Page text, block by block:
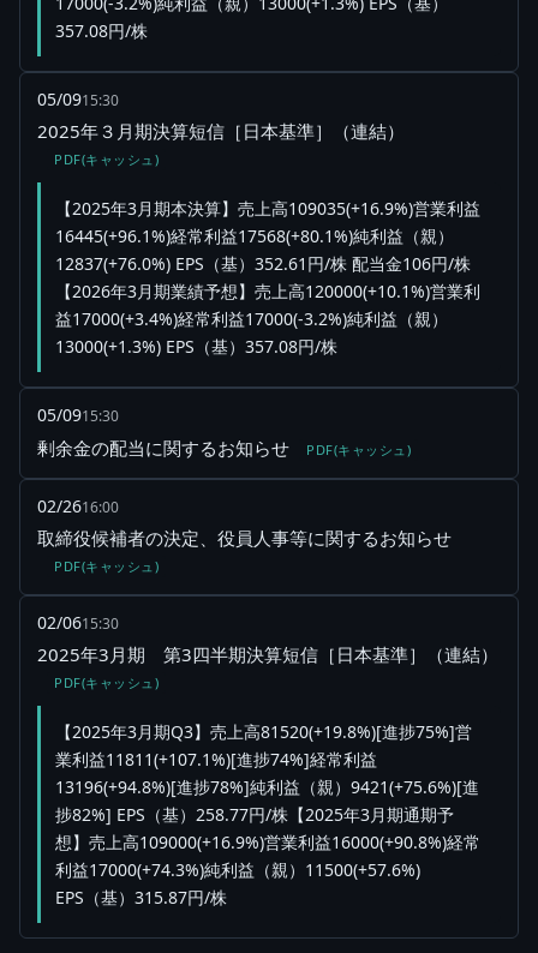
357.08円/株
05/0915:30
2025年３月期決算短信［日本基準］（連結）
PDF(キャッシュ)
【2025年3月期本決算】売上高109035(+16.9%)営業利益
16445(+96.1%)経常利益17568(+80.1%)純利益（親）
12837(+76.0%) EPS（基）352.61円/株 配当金106円/株
【2026年3月期業績予想】売上高120000(+10.1%)営業利
益17000(+3.4%)経常利益17000(-3.2%)純利益（親）
13000(+1.3%) EPS（基）357.08円/株
05/0915:30
剰余金の配当に関するお知らせ PDF(キャッシュ)
02/2616:00
取締役候補者の決定、役員人事等に関するお知らせ
PDF(キャッシュ)
02/0615:30
2025年3月期 第3四半期決算短信［日本基準］（連結）
PDF(キャッシュ)
【2025年3月期Q3】売上高81520(+19.8%)[進捗75%]営
業利益11811(+107.1%)[進捗74%]経常利益
13196(+94.8%)[進捗78%]純利益（親）9421(+75.6%)[進
捗82%] EPS（基）258.77円/株【2025年3月期通期予
想】売上高109000(+16.9%)営業利益16000(+90.8%)経常
利益17000(+74.3%)純利益（親）11500(+57.6%)
EPS（基）315.87円/株